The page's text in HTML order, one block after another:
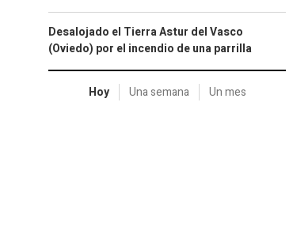
Desalojado el Tierra Astur del Vasco
(Oviedo) por el incendio de una parrilla
Hoy Una semana Un mes